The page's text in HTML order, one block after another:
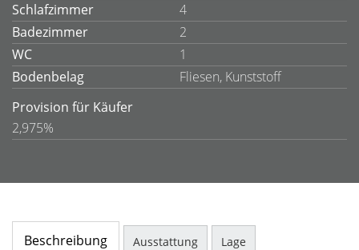
Schlafzimmer
4
Badezimmer
2
WC
1
Bodenbelag
Fliesen, Kunststoff
Provision für Käufer
2,975%
Beschreibung Ausstattung Lage